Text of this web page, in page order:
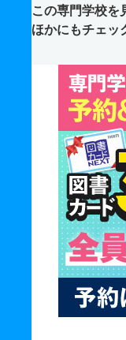
この専門学校を
ほかにもチェッ